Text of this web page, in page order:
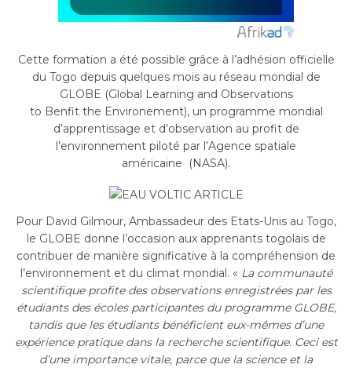
Cette formation a été possible grâce à l’adhésion officielle
du Togo depuis quelques mois au réseau mondial de
GLOBE (Global Learning and Observations
to Benfit the Environement), un programme mondial
d’apprentissage et d’observation au profit de
l’environnement piloté par l’Agence spatiale
américaine
(NASA).
Pour David Gilmour, Ambassadeur des Etats-Unis au Togo,
le GLOBE donne l’occasion aux apprenants togolais de
contribuer de manière significative à la compréhension de
l’environnement et du climat mondial. « La communauté
scientifique profite des observations enregistrées par les
étudiants des écoles participantes du programme GLOBE,
tandis que les étudiants bénéficient eux-mêmes d’une
expérience pratique dans la recherche scientifique.Ceci est
d’une importance vitale, parce que la science et la